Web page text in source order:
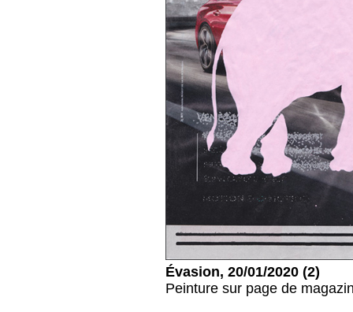
Évasion, 20/01/2020 (2)
Peinture sur page de